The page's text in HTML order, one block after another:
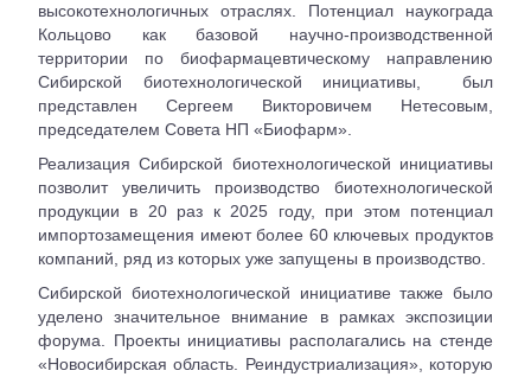
высокотехнологичных отраслях. Потенциал наукограда
Кольцово как базовой научно-производственной
территории по биофармацевтическому направлению
Сибирской биотехнологической инициативы, был
представлен Сергеем Викторовичем Нетесовым,
председателем Совета НП «Биофарм».
Реализация Сибирской биотехнологической инициативы
позволит увеличить производство биотехнологической
продукции в 20 раз к 2025 году, при этом потенциал
импортозамещения имеют более 60 ключевых продуктов
компаний, ряд из которых уже запущены в производство.
Сибирской биотехнологической инициативе также было
уделено значительное внимание в рамках экспозиции
форума. Проекты инициативы располагались на стенде
«Новосибирская область. Реиндустриализация», которую